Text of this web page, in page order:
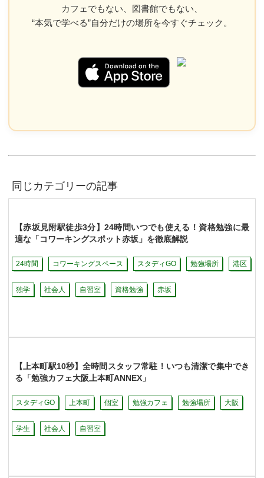
カフェでもない、図書館でもない、
“本気で学べる”自分だけの場所を今すぐチェック。
同じカテゴリーの記事
【赤坂見附駅徒歩3分】24時間いつでも使える！資格勉強に最
適な「コワーキングスポット赤坂」を徹底解説
24時間 コワーキングスペース スタディGO 勉強場所 港区
独学 社会人 自習室 資格勉強 赤坂
【上本町駅10秒】全時間スタッフ常駐！いつも清潔で集中でき
る「勉強カフェ大阪上本町ANNEX」
スタディGO 上本町 個室 勉強カフェ 勉強場所 大阪
学生 社会人 自習室